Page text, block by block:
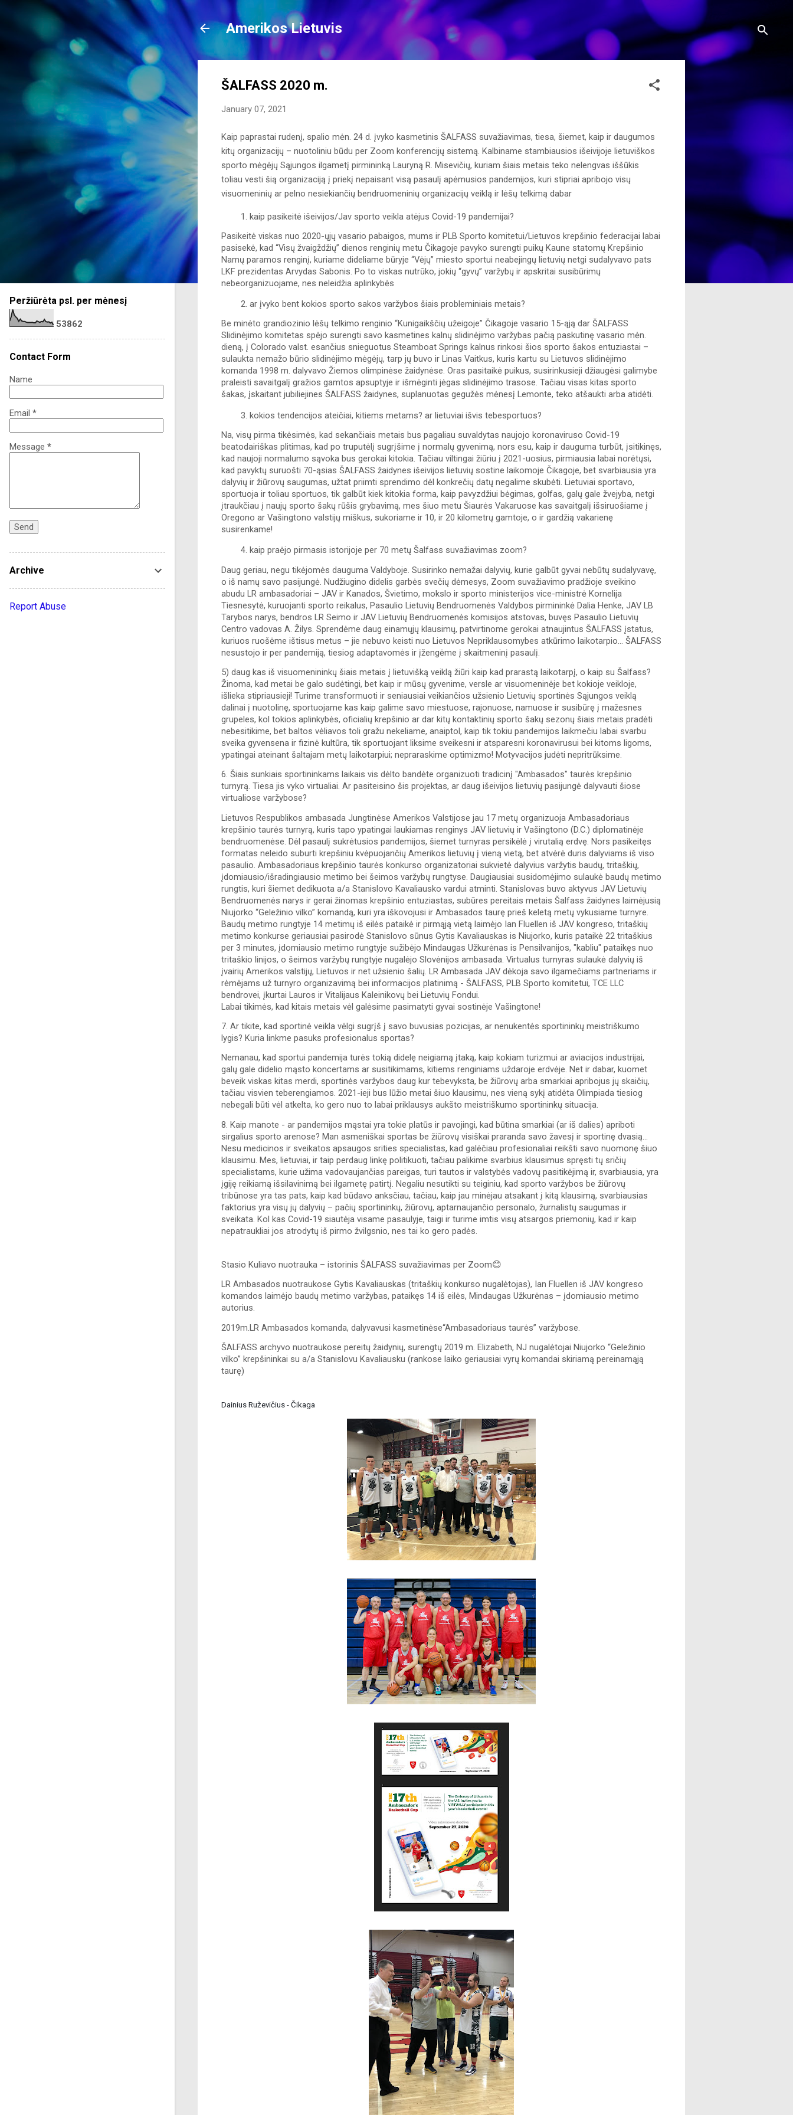
Skip to main content
Amerikos Lietuvis
ŠALFASS 2020 m.
January 07, 2021
Kaip paprastai rudenį, spalio mėn. 24 d. įvyko kasmetinis ŠALFASS suvažiavimas, tiesa, šiemet, kaip ir daugumos
kitų organizacijų – nuotoliniu būdu per Zoom konferencijų sistemą. Kalbiname stambiausios išeivijoje lietuviškos
sporto mėgėjų Sąjungos ilgametį pirmininką Lauryną R. Misevičių, kuriam šiais metais teko nelengvas iššūkis
toliau vesti šią organizaciją į priekį nepaisant visą pasaulį apėmusios pandemijos, kuri stipriai apribojo visų
visuomeninių ar pelno nesiekiančių bendruomeninių organizacijų veiklą ir lėšų telkimą dabar
kaip pasikeitė išeivijos/Jav sporto veikla atėjus Covid-19 pandemijai?
Pasikeitė viskas nuo 2020-ųjų vasario pabaigos, mums ir PLB Sporto komitetui/Lietuvos krepšinio federacijai labai
pasisekė, kad “Visų žvaigždžių” dienos renginių metu Čikagoje pavyko surengti puikų Kaune statomų Krepšinio
Namų paramos renginį, kuriame dideliame būryje “Vėjų” miesto sportui neabejingų lietuvių netgi sudalyvavo pats
LKF prezidentas Arvydas Sabonis. Po to viskas nutrūko, jokių “gyvų” varžybų ir apskritai susibūrimų
nebeorganizuojame, nes neleidžia aplinkybės
ar įvyko bent kokios sporto sakos varžybos šiais probleminiais metais?
Be minėto grandiozinio lėšų telkimo renginio “Kunigaikščių užeigoje” Čikagoje vasario 15-ąją dar ŠALFASS
Slidinėjimo komitetas spėjo surengti savo kasmetines kalnų slidinėjimo varžybas pačią paskutinę vasario mėn.
dieną, į Colorado valst. esančius snieguotus Steamboat Springs kalnus rinkosi šios sporto šakos entuziastai –
sulaukta nemažo būrio slidinėjimo mėgėjų, tarp jų buvo ir Linas Vaitkus, kuris kartu su Lietuvos slidinėjimo
komanda 1998 m. dalyvavo Žiemos olimpinėse žaidynėse. Oras pasitaikė puikus, susirinkusieji džiaugėsi galimybe
praleisti savaitgalį gražios gamtos apsuptyje ir išmėginti jėgas slidinėjimo trasose. Tačiau visas kitas sporto
šakas, įskaitant jubiliejines ŠALFASS žaidynes, suplanuotas gegužės mėnesį Lemonte, teko atšaukti arba atidėti.
kokios tendencijos ateičiai, kitiems metams? ar lietuviai išvis tebesportuos?
Na, visų pirma tikėsimės, kad sekančiais metais bus pagaliau suvaldytas naujojo koronaviruso Covid-19
beatodairiškas plitimas, kad po truputėlį sugrįšime į normalų gyvenimą, nors esu, kaip ir dauguma turbūt, įsitikinęs,
kad naujoji normalumo sąvoka bus gerokai kitokia. Tačiau viltingai žiūriu į 2021-uosius, pirmiausia labai norėtųsi,
kad pavyktų suruošti 70-ąsias ŠALFASS žaidynes išeivijos lietuvių sostine laikomoje Čikagoje, bet svarbiausia yra
dalyvių ir žiūrovų saugumas, užtat priimti sprendimo dėl konkrečių datų negalime skubėti. Lietuviai sportavo,
sportuoja ir toliau sportuos, tik galbūt kiek kitokia forma, kaip pavyzdžiui bėgimas, golfas, galų gale žvejyba, netgi
įtraukčiau į naujų sporto šakų rūšis grybavimą, mes šiuo metu Šiaurės Vakaruose kas savaitgalį išsiruošiame į
Oregono ar Vašingtono valstijų miškus, sukoriame ir 10, ir 20 kilometrų gamtoje, o ir gardžią vakarienę
susirenkame!
kaip praėjo pirmasis istorijoje per 70 metų Šalfass suvažiavimas zoom?
Daug geriau, negu tikėjomės dauguma Valdyboje. Susirinko nemažai dalyvių, kurie galbūt gyvai nebūtų sudalyvavę,
o iš namų savo pasijungė. Nudžiugino didelis garbės svečių dėmesys, Zoom suvažiavimo pradžioje sveikino
abudu LR ambasadoriai – JAV ir Kanados, Švietimo, mokslo ir sporto ministerijos vice-ministrė Kornelija
Tiesnesytė, kuruojanti sporto reikalus, Pasaulio Lietuvių Bendruomenės Valdybos pirmininkė Dalia Henke, JAV LB
Tarybos narys, bendros LR Seimo ir JAV Lietuvių Bendruomenės komisijos atstovas, buvęs Pasaulio Lietuvių
Centro vadovas A. Žilys. Sprendėme daug einamųjų klausimų, patvirtinome gerokai atnaujintus ŠALFASS įstatus,
kuriuos ruošėme ištisus metus – jie nebuvo keisti nuo Lietuvos Nepriklausomybes atkūrimo laikotarpio… ŠALFASS
nesustojo ir per pandemiją, tiesiog adaptavomės ir įžengėme į skaitmeninį pasaulį.
5) daug kas iš visuomenininkų šiais metais į lietuvišką veiklą žiūri kaip kad prarastą laikotarpį, o kaip su Šalfass?
Žinoma, kad metai be galo sudėtingi, bet kaip ir mūsų gyvenime, versle ar visuomeninėje bet kokioje veikloje,
išlieka stipriausieji! Turime transformuoti ir seniausiai veikiančios užsienio Lietuvių sportinės Sąjungos veiklą
dalinai į nuotolinę, sportuojame kas kaip galime savo miestuose, rajonuose, namuose ir susibūrę į mažesnes
grupeles, kol tokios aplinkybės, oficialių krepšinio ar dar kitų kontaktinių sporto šakų sezonų šiais metais pradėti
nebesitikime, bet baltos vėliavos toli gražu nekeliame, anaiptol, kaip tik tokiu pandemijos laikmečiu labai svarbu
sveika gyvensena ir fizinė kultūra, tik sportuojant liksime sveikesni ir atsparesni koronavirusui bei kitoms ligoms,
ypatingai ateinant šaltajam metų laikotarpiui; nepraraskime optimizmo! Motyvacijos judėti nepritrūksime.
6. Šiais sunkiais sportininkams laikais vis dėlto bandėte organizuoti tradicinį "Ambasados" taurės krepšinio
turnyrą. Tiesa jis vyko virtualiai. Ar pasiteisino šis projektas, ar daug išeivijos lietuvių pasijungė dalyvauti šiose
virtualiose varžybose?
Lietuvos Respublikos ambasada Jungtinėse Amerikos Valstijose jau 17 metų organizuoja Ambasadoriaus
krepšinio taurės turnyrą, kuris tapo ypatingai laukiamas renginys JAV lietuvių ir Vašingtono (D.C.) diplomatinėje
bendruomenėse. Dėl pasaulį sukrėtusios pandemijos, šiemet turnyras persikėlė į virutalią erdvę. Nors pasikeitęs
formatas neleido suburti krepšiniu kvėpuojančių Amerikos lietuvių į vieną vietą, bet atvėrė duris dalyviams iš viso
pasaulio. Ambasadoriaus krepšinio taurės konkurso organizatoriai sukvietė dalyvius varžytis baudų, tritaškių,
įdomiausio/išradingiausio metimo bei šeimos varžybų rungtyse. Daugiausiai susidomėjimo sulaukė baudų metimo
rungtis, kuri šiemet dedikuota a/a Stanislovo Kavaliausko vardui atminti. Stanislovas buvo aktyvus JAV Lietuvių
Bendruomenės narys ir gerai žinomas krepšinio entuziastas, subūres pereitais metais Šalfass žaidynes laimėjusią
Niujorko “Geležinio vilko” komandą, kuri yra iškovojusi ir Ambasados taurę prieš keletą metų vykusiame turnyre.
Baudų metimo rungtyje 14 metimų iš eilės pataikė ir pirmąją vietą laimėjo Ian Fluellen iš JAV kongreso, tritaškių
metimo konkurse geriausiai pasirodė Stanislovo sūnus Gytis Kavaliauskas is Niujorko, kuris pataikė 22 tritaškius
per 3 minutes, įdomiausio metimo rungtyje sužibėjo Mindaugas Užkurėnas is Pensilvanijos, "kabliu" pataikęs nuo
tritaškio linijos, o šeimos varžybų rungtyje nugalėjo Slovėnijos ambasada. Virtualus turnyras sulaukė dalyvių iš
įvairių Amerikos valstijų, Lietuvos ir net užsienio šalių. LR Ambasada JAV dėkoja savo ilgamečiams partneriams ir
rėmėjams už turnyro organizavimą bei informacijos platinimą - ŠALFASS, PLB Sporto komitetui, TCE LLC
bendrovei, įkurtai Lauros ir Vitalijaus Kaleinikovų bei Lietuvių Fondui.
Labai tikimės, kad kitais metais vėl galėsime pasimatyti gyvai sostinėje Vašingtone!
7. Ar tikite, kad sportinė veikla vėlgi sugrįš į savo buvusias pozicijas, ar nenukentės sportininkų meistriškumo
lygis? Kuria linkme pasuks profesionalus sportas?
Nemanau, kad sportui pandemija turės tokią didelę neigiamą įtaką, kaip kokiam turizmui ar aviacijos industrijai,
galų gale didelio mąsto koncertams ar susitikimams, kitiems renginiams uždaroje erdvėje. Net ir dabar, kuomet
beveik viskas kitas merdi, sportinės varžybos daug kur tebevyksta, be žiūrovų arba smarkiai apribojus jų skaičių,
tačiau visvien teberengiamos. 2021-ieji bus lūžio metai šiuo klausimu, nes vieną sykį atidėta Olimpiada tiesiog
nebegali būti vėl atkelta, ko gero nuo to labai priklausys aukšto meistriškumo sportininkų situacija.
8. Kaip manote - ar pandemijos mąstai yra tokie platūs ir pavojingi, kad būtina smarkiai (ar iš dalies) apriboti
sirgalius sporto arenose? Man asmeniškai sportas be žiūrovų visiškai praranda savo žavesį ir sportinę dvasią...
Nesu medicinos ir sveikatos apsaugos srities specialistas, kad galėčiau profesionaliai reikšti savo nuomonę šiuo
klausimu. Mes, lietuviai, ir taip perdaug linkę politikuoti, tačiau palikime svarbius klausimus spręsti tų sričių
specialistams, kurie užima vadovaujančias pareigas, turi tautos ir valstybės vadovų pasitikėjimą ir, svarbiausia, yra
įgiję reikiamą išsilavinimą bei ilgametę patirtį. Negaliu nesutikti su teiginiu, kad sporto varžybos be žiūrovų
tribūnose yra tas pats, kaip kad būdavo anksčiau, tačiau, kaip jau minėjau atsakant į kitą klausimą, svarbiausias
faktorius yra visų jų dalyvių – pačių sportininkų, žiūrovų, aptarnaujančio personalo, žurnalistų saugumas ir
sveikata. Kol kas Covid-19 siautėja visame pasaulyje, taigi ir turime imtis visų atsargos priemonių, kad ir kaip
nepatraukliai jos atrodytų iš pirmo žvilgsnio, nes tai ko gero padės.
Stasio Kuliavo nuotrauka – istorinis ŠALFASS suvažiavimas per Zoom😊
LR Ambasados nuotraukose Gytis Kavaliauskas (tritaškių konkurso nugalėtojas), Ian Fluellen iš JAV kongreso
komandos laimėjo baudų metimo varžybas, pataikęs 14 iš eilės, Mindaugas Užkurėnas – įdomiausio metimo
autorius.
2019m.LR Ambasados komanda, dalyvavusi kasmetinėse“Ambasadoriaus taurės” varžybose.
ŠALFASS archyvo nuotraukose pereitų žaidynių, surengtų 2019 m. Elizabeth, NJ nugalėtojai Niujorko “Geležinio
vilko” krepšininkai su a/a Stanislovu Kavaliausku (rankose laiko geriausiai vyrų komandai skiriamą pereinamąją
taurę)
Dainius Ruževičius - Čikaga
Peržiūrėta psl. per mėnesį
53862
Contact Form
Name
Email *
Message *
Archive
Report Abuse